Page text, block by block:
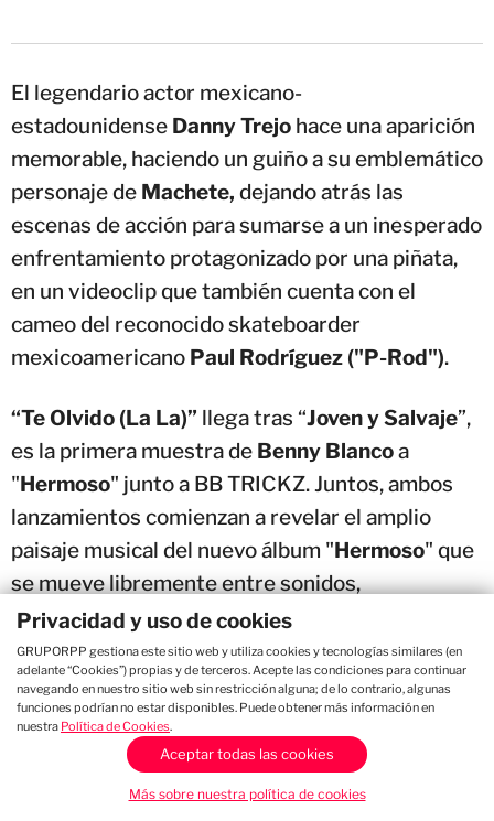
El legendario actor mexicano-
estadounidense Danny Trejo hace una aparición
memorable, haciendo un guiño a su emblemático
personaje de Machete, dejando atrás las
escenas de acción para sumarse a un inesperado
enfrentamiento protagonizado por una piñata,
en un videoclip que también cuenta con el
cameo del reconocido skateboarder
mexicoamericano Paul Rodríguez ("P-Rod").
“Te Olvido (La La)” llega tras “Joven y Salvaje”,
es la primera muestra de Benny Blancoa
"Hermoso" junto a BB TRICKZ. Juntos, ambos
lanzamientos comienzan a revelar el amplio
paisaje musical del nuevo álbum "Hermoso" que
se mueve libremente entre sonidos,
colaboradores y tradiciones.
Selena Gomez Benny Blanco Becky G
Privacidad y uso de cookies
GRUPORPP gestiona este sitio web y utiliza cookies y tecnologías similares (en
adelante “Cookies”) propias y de terceros. Acepte las condiciones para continuar
navegando en nuestro sitio web sin restricción alguna; de lo contrario, algunas
funciones podrían no estar disponibles. Puede obtener más información en
nuestra Política de Cookies.
Aceptar todas las cookies
Más sobre nuestra política de cookies